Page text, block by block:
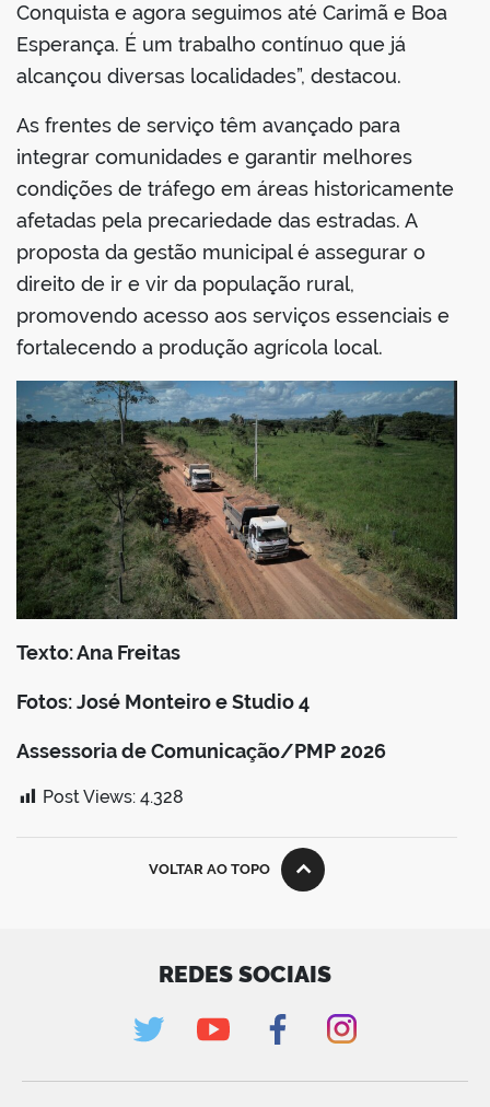
Conquista e agora seguimos até Carimã e Boa
Esperança. É um trabalho contínuo que já
alcançou diversas localidades”, destacou.
As frentes de serviço têm avançado para
integrar comunidades e garantir melhores
condições de tráfego em áreas historicamente
afetadas pela precariedade das estradas. A
proposta da gestão municipal é assegurar o
direito de ir e vir da população rural,
promovendo acesso aos serviços essenciais e
fortalecendo a produção agrícola local.
Texto: Ana Freitas
Fotos: José Monteiro e Studio 4
Assessoria de Comunicação/PMP 2026
Post Views: 4.328
VOLTAR AO TOPO
REDES SOCIAIS